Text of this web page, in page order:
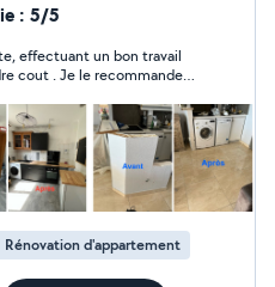
échange ni connaissance
sur le département.
QUI VOUS
périmètre
avoir une réponse.
: 5/5
effectuant un bon travail
Rénovation d'appartement